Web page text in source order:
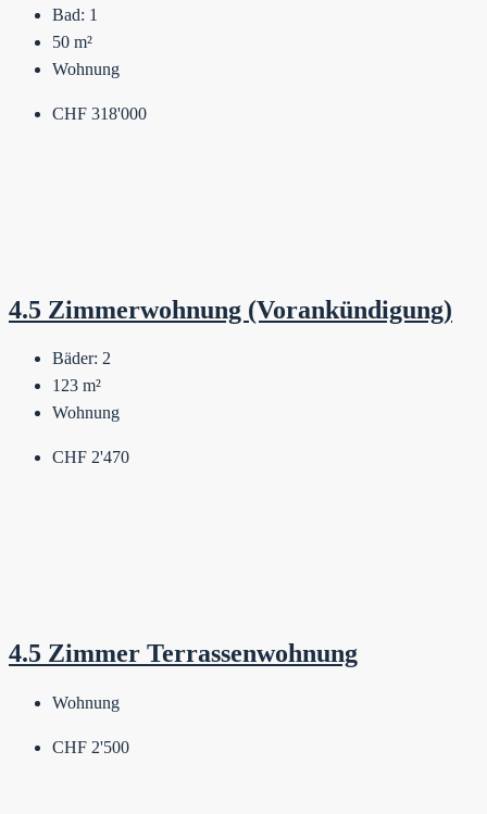
Bad: 1
50 m²
Wohnung
CHF 318'000
4.5 Zimmerwohnung (Vorankündigung)
Bäder: 2
123 m²
Wohnung
CHF 2'470
4.5 Zimmer Terrassenwohnung
Wohnung
CHF 2'500